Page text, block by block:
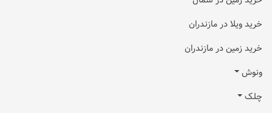
خرید ویلا در مازندران
خرید زمین در مازندران
ونوش
چلک